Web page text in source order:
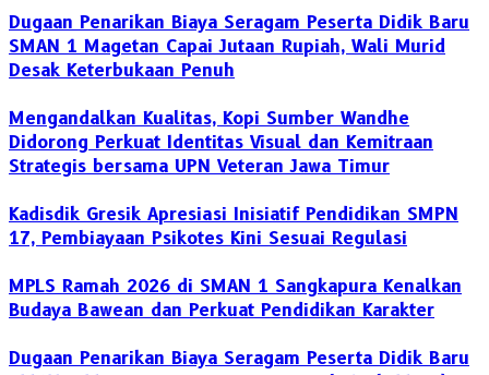
Dugaan Penarikan Biaya Seragam Peserta Didik Baru
SMAN 1 Magetan Capai Jutaan Rupiah, Wali Murid
Desak Keterbukaan Penuh
Mengandalkan Kualitas, Kopi Sumber Wandhe
Didorong Perkuat Identitas Visual dan Kemitraan
Strategis bersama UPN Veteran Jawa Timur
Kadisdik Gresik Apresiasi Inisiatif Pendidikan SMPN
17, Pembiayaan Psikotes Kini Sesuai Regulasi
MPLS Ramah 2026 di SMAN 1 Sangkapura Kenalkan
Budaya Bawean dan Perkuat Pendidikan Karakter
Dugaan Penarikan Biaya Seragam Peserta Didik Baru